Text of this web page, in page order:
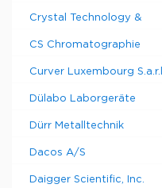
Crystal Technology &
CS Chromatographie
Curver Luxembourg S.a.r.l.
Dülabo Laborgeräte
Dürr Metalltechnik
Dacos A/S
Daigger Scientific, Inc.